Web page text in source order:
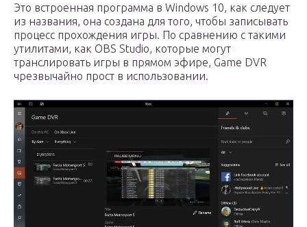
Это встроенная программа в Windows 10, как следует
из названия, она создана для того, чтобы записывать
процесс прохождения игры. По сравнению с такими
утилитами, как OBS Studio, которые могут
транслировать игры в прямом эфире, Game DVR
чрезвычайно прост в использовании.